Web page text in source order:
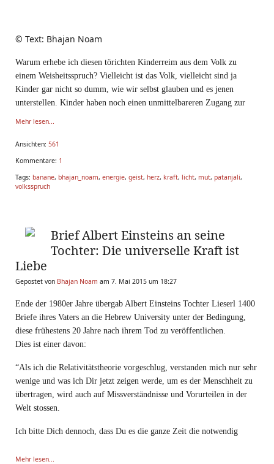
© Text: Bhajan Noam
Warum erhebe ich diesen törichten Kinderreim aus dem Volk zu
einem Weisheitsspruch? Vielleicht ist das Volk, vielleicht sind ja
Kinder gar nicht so dumm, wie wir selbst glauben und es jenen
unterstellen. Kinder haben noch einen unmittelbareren Zugang zur
Mehr lesen...
Ansichten: 561
Kommentare: 1
Tags: banane, bhajan_noam, energie, geist, herz, kraft, licht, mut, patanjali,
volksspruch
Brief Albert Einsteins an seine
Tochter: Die universelle Kraft ist
Liebe
Gepostet von Bhajan Noam am 7. Mai 2015 um 18:27
Ende der 1980er Jahre übergab Albert Einsteins Tochter Lieserl 1400
Briefe ihres Vaters an die Hebrew University unter der Bedingung,
diese frühestens 20 Jahre nach ihrem Tod zu veröffentlichen.
Dies ist einer davon:
“Als ich die Relativitätstheorie vorgeschlug, verstanden mich nur sehr
wenige und was ich Dir jetzt zeigen werde, um es der Menschheit zu
übertragen, wird auch auf Missverständnisse und Vorurteilen in der
Welt stossen.
Ich bitte Dich dennoch, dass Du es die ganze Zeit die notwendig
Mehr lesen...